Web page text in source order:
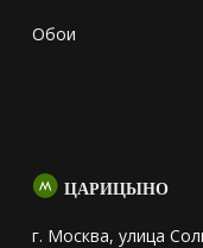
Обои
ЦАРИЦЫНО
г. Москва, улица